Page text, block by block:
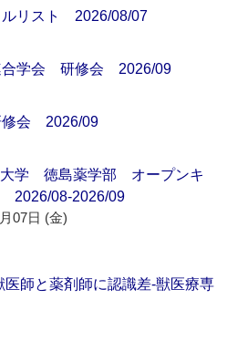
ルリスト 2026/08/07
合学会 研修会 2026/09
修会 2026/09
大学 徳島薬学部 オープンキ
2026/08-2026/09
07日 (金)
医師と薬剤師に認識差‐獣医療専